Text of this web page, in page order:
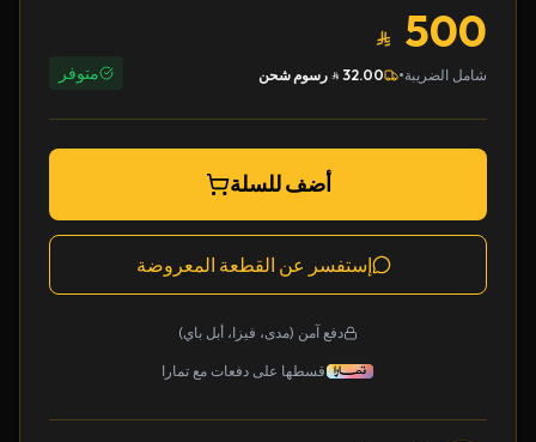
500
شامل الضريبة•
32.00 رسوم شحن متوفر
أضف للسلة
إستفسر عن القطعة المعروضة
دفع آمن (مدى، فيزا، أبل باي)
قسطها على دفعات مع تمارا